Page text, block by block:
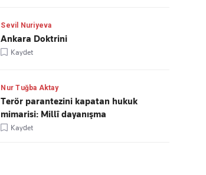
Sevil Nuriyeva
Ankara Doktrini
Kaydet
Nur Tuğba Aktay
Terör parantezini kapatan hukuk
mimarisi: Millî dayanışma
Kaydet